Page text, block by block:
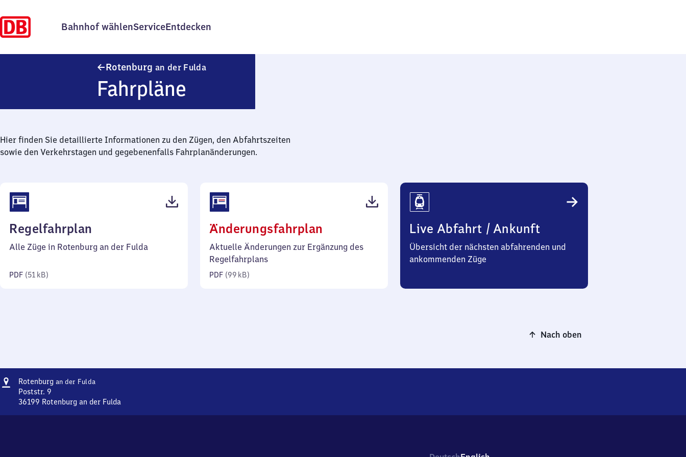
Bahnhof wählenServiceEntdecken
Rotenburg an der Fulda
Fahrpläne
Hier finden Sie detaillierte Informationen zu den Zügen, den Abfahrtszeiten
sowie den Verkehrstagen und gegebenenfalls Fahrplanänderungen.
Regelfahrplan
51
Alle Züge in Rotenburg an der Fulda
PDF (51 kB)
Änderungsfahrplan
99
Aktuelle Änderungen zur Ergänzung des
Regelfahrplans
PDF (99 kB)
Live Abfahrt / Ankunft
Übersicht der nächsten abfahrenden und
ankommenden Züge
Nach oben
Adresse
Rotenburg an der Fulda
Fulda
Poststr. 9
36199 Rotenburg an der Fulda